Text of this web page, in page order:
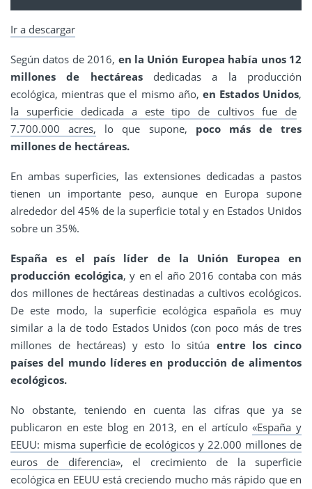
Ir a descargar
Según datos de 2016, en la Unión Europea había unos 12
millones de hectáreasdedicadas a la producción
ecológica, mientras que el mismo año, en Estados Unidos,
la superficie dedicada a este tipo de cultivos fue de
7.700.000 acres, lo que supone, poco más de tres
millones de hectáreas.
En ambas superficies, las extensiones dedicadas a pastos
tienen un importante peso, aunque en Europa supone
alrededor del 45% de la superficie total y en Estados Unidos
sobre un 35%.
España es el país líder de la Unión Europea en
producción ecológica, y en el año 2016 contaba con más
dos millones de hectáreas destinadas a cultivos ecológicos.
De este modo, la superficie ecológica española es muy
similar a la de todo Estados Unidos (con poco más de tres
millones de hectáreas) y esto lo sitúa entre los cinco
países del mundo líderes en producción de alimentos
ecológicos.
No obstante, teniendo en cuenta las cifras que ya se
publicaron en este blog en 2013, en el artículo«España y
EEUU: misma superficie de ecológicos y 22.000 millones de
euros de diferencia», el crecimiento de la superficie
ecológica en EEUU está creciendo mucho más rápido que en